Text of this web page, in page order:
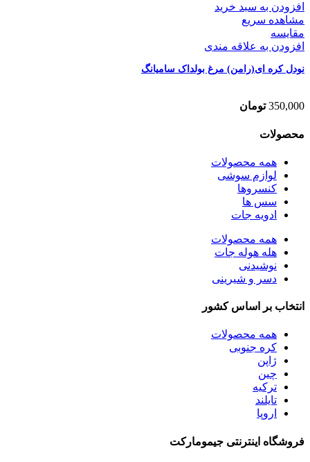
افزودن به سبد خرید
مشاهده سریع
مقایسه
افزودن به علاقه مندی
نودل کره ای(رامن) مرغ بولداک سامیانگ
350,000 تومان
محصولات
همه محصولات
لوازم سوشی
کنسروها
سس ها
ادویه جات
همه محصولات
هله هوله جات
نوشیدنی
دسر و شیرینی
انتخاب بر اساس کشور
همه محصولات
کره جنوبی
ژاپن
چین
ترکیه
تایلند
اروپا
فروشگاه اینترنتی جیمومارکت